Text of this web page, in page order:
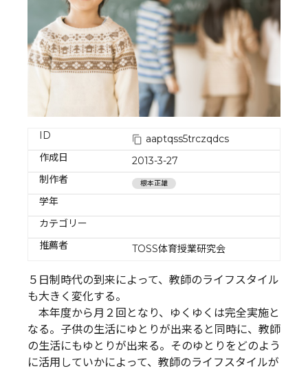
ID
aaptqss5trczqdcs
作成日
2013-3-27
制作者
根本正雄
学年
カテゴリー
推薦者
TOSS体育授業研究会
５日制時代の到来によって、教師のライフスタイル
も大きく変化する。
本年度から月２回となり、ゆくゆくは完全実施と
なる。子供の生活にゆとりが出来ると同時に、教師
の生活にもゆとりが出来る。そのゆとりをどのよう
に活用していかによって、教師のライフスタイルが